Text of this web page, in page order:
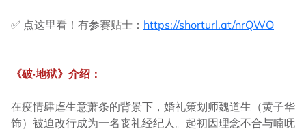
✅ 点这里看！有参赛贴士： https://shorturl.at/nrQWO
《破·地狱》介绍：
在疫情肆虐生意萧条的背景下，婚礼策划师魏道生（黄子华
饰）被迫改行成为一名丧礼经纪人。起初因理念不合与喃呒